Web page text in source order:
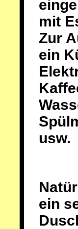
mit
Zur
ein
usw.
ein